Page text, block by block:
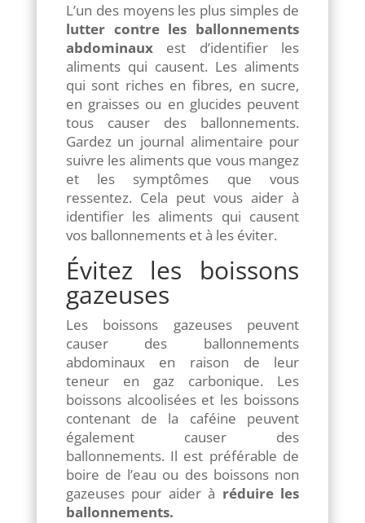
L’un des moyens les plus simples de
lutter contre les ballonnements
abdominauxest d’identifier les
aliments qui causent. Les aliments
qui sont riches en fibres, en sucre,
en graisses ou en glucides peuvent
tous causer des ballonnements.
Gardez un journal alimentaire pour
suivre les aliments que vous mangez
et les symptômes que vous
ressentez. Cela peut vous aider à
identifier les aliments qui causent
vos ballonnements et à les éviter.
Évitez les boissons
gazeuses
Les boissons gazeuses peuvent
causer des ballonnements
abdominaux en raison de leur
teneur en gaz carbonique. Les
boissons alcoolisées et les boissons
contenant de la caféine peuvent
également causer des
ballonnements. Il est préférable de
boire de l’eau ou des boissons non
gazeuses pour aider à réduire les
ballonnements.